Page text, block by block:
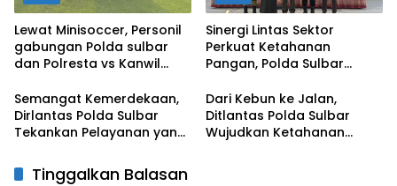
Lewat Minisoccer, Personil
gabungan Polda sulbar
dan Polresta vs Kanwil
Ikatan Persaudaraan
Sinergi Lintas Sektor
Perkuat Ketahanan
Pangan, Polda Sulbar
Sawah dan Mitigasi
Kekeringan
Semangat Kemerdekaan,
Dirlantas Polda Sulbar
Tekankan Pelayanan yang
Menyentuh Hati
Dari Kebun ke Jalan,
Ditlantas Polda Sulbar
Wujudkan Ketahanan
Tinggalkan Balasan